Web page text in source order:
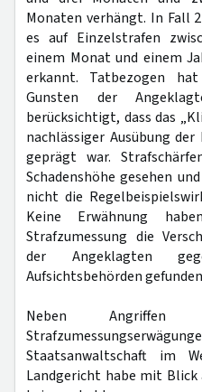
Monaten verhängt. In Fall
es auf Einzelstrafen
einem Monat und einem
erkannt. Tatbezogen
Gunsten der
berücksichtigt, dass das
nachlässiger Ausübung
geprägt war.
Schadenshöhe gesehen
nicht die
Keine Erwähnung
Strafzumessung die
der Angeklagten
Aufsichtsbehörden
Neben Angriffen
Staatsanwaltschaft im
Landgericht habe mit Blick